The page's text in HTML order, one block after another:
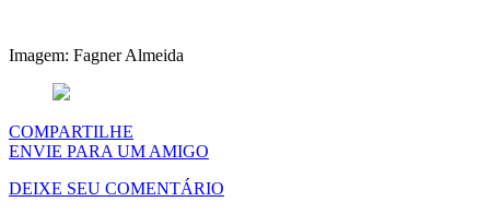
Imagem: Fagner Almeida
COMPARTILHE
ENVIE PARA UM AMIGO
DEIXE SEU COMENTÁRIO